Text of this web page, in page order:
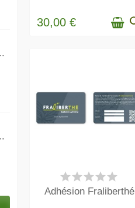
30,00 €
EN STOCK
Adhésion Fraliberthé